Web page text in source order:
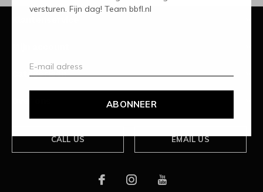
versturen. Fijn dag! Team bbfl.nl
ABONNEER
Categorieën
CALL US EMAIL US